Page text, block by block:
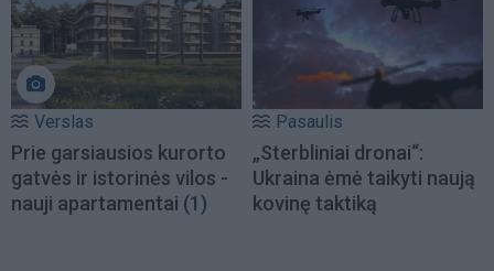
Verslas
Prie garsiausios kurorto
gatvės ir istorinės vilos -
nauji apartamentai (1)
Pasaulis
„Sterbliniai dronai“:
Ukraina ėmė taikyti naują
kovinę taktiką